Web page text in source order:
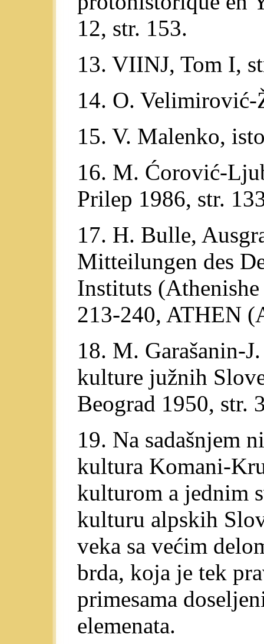
12, str. 153.
13. VIINJ, Tom I,
14. O.
15. V. Malenko,
16. M. Ćorović-
Prilep 1986, str.
17. H. Bulle,
Mitteilungen des
Instituts
213-240, ATHEN
18. M. Garašanin-
kulture južnih
Beograd 1950, str.
19. Na sadašnjem
kultura Komani-
kulturom a jednim
kulturu alpskih
veka sa većim
brda, koja je tek
primesama
elemenata.